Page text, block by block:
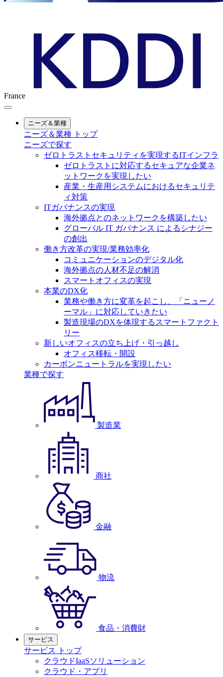
France
ニーズ＆業種
ニーズ＆業種 トップ
ニーズで探す
ゼロトラストセキュリティを実現するITインフラ
ゼロトラストに対応するセキュアな企業ネ
ットワークを実現したい
産業・生産用システムにおけるセキュリテ
ィ対策
ITガバナンスの実現
海外拠点とのネットワークを構築したい
グローバル IT ガバナンス によるシナジー
の創出
働き方改革の実現/業務効率化
コミュニケーションのデジタル化
海外拠点の人材不足の解消
スマートオフィスの実現
本業のDX化
業務や働き方に変革を起こし、「ニューノ
ーマル」に対応していきたい
製造現場のDXを体現するスマートファクト
リー
新しいオフィスの立ち上げ・引っ越し
オフィス移転・開設
カーボンニュートラルを実現したい
業種で探す
製造業
商社
金融
物流
食品・消費財
サービス
サービス トップ
クラウドIaaSソリューション
クラウド・アプリ